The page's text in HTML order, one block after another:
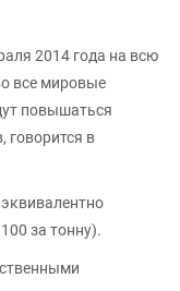
2014 года на всю
все мировые
повышаться
говорится в
эквивалентно
за тонну).